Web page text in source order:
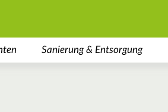
Sanierung & Entsorgung